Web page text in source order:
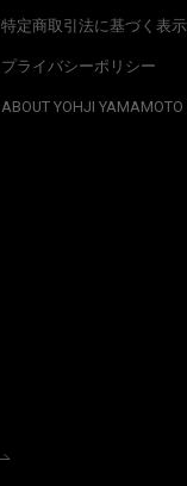
特定商取引法に基づく表示
プライバシーポリシー
ABOUT YOHJI YAMAMOTO